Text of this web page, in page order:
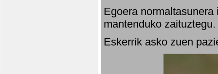
Egoera
mantenduko
Eskerrik asko zuen